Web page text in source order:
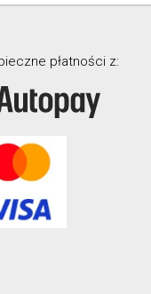
płatności z: